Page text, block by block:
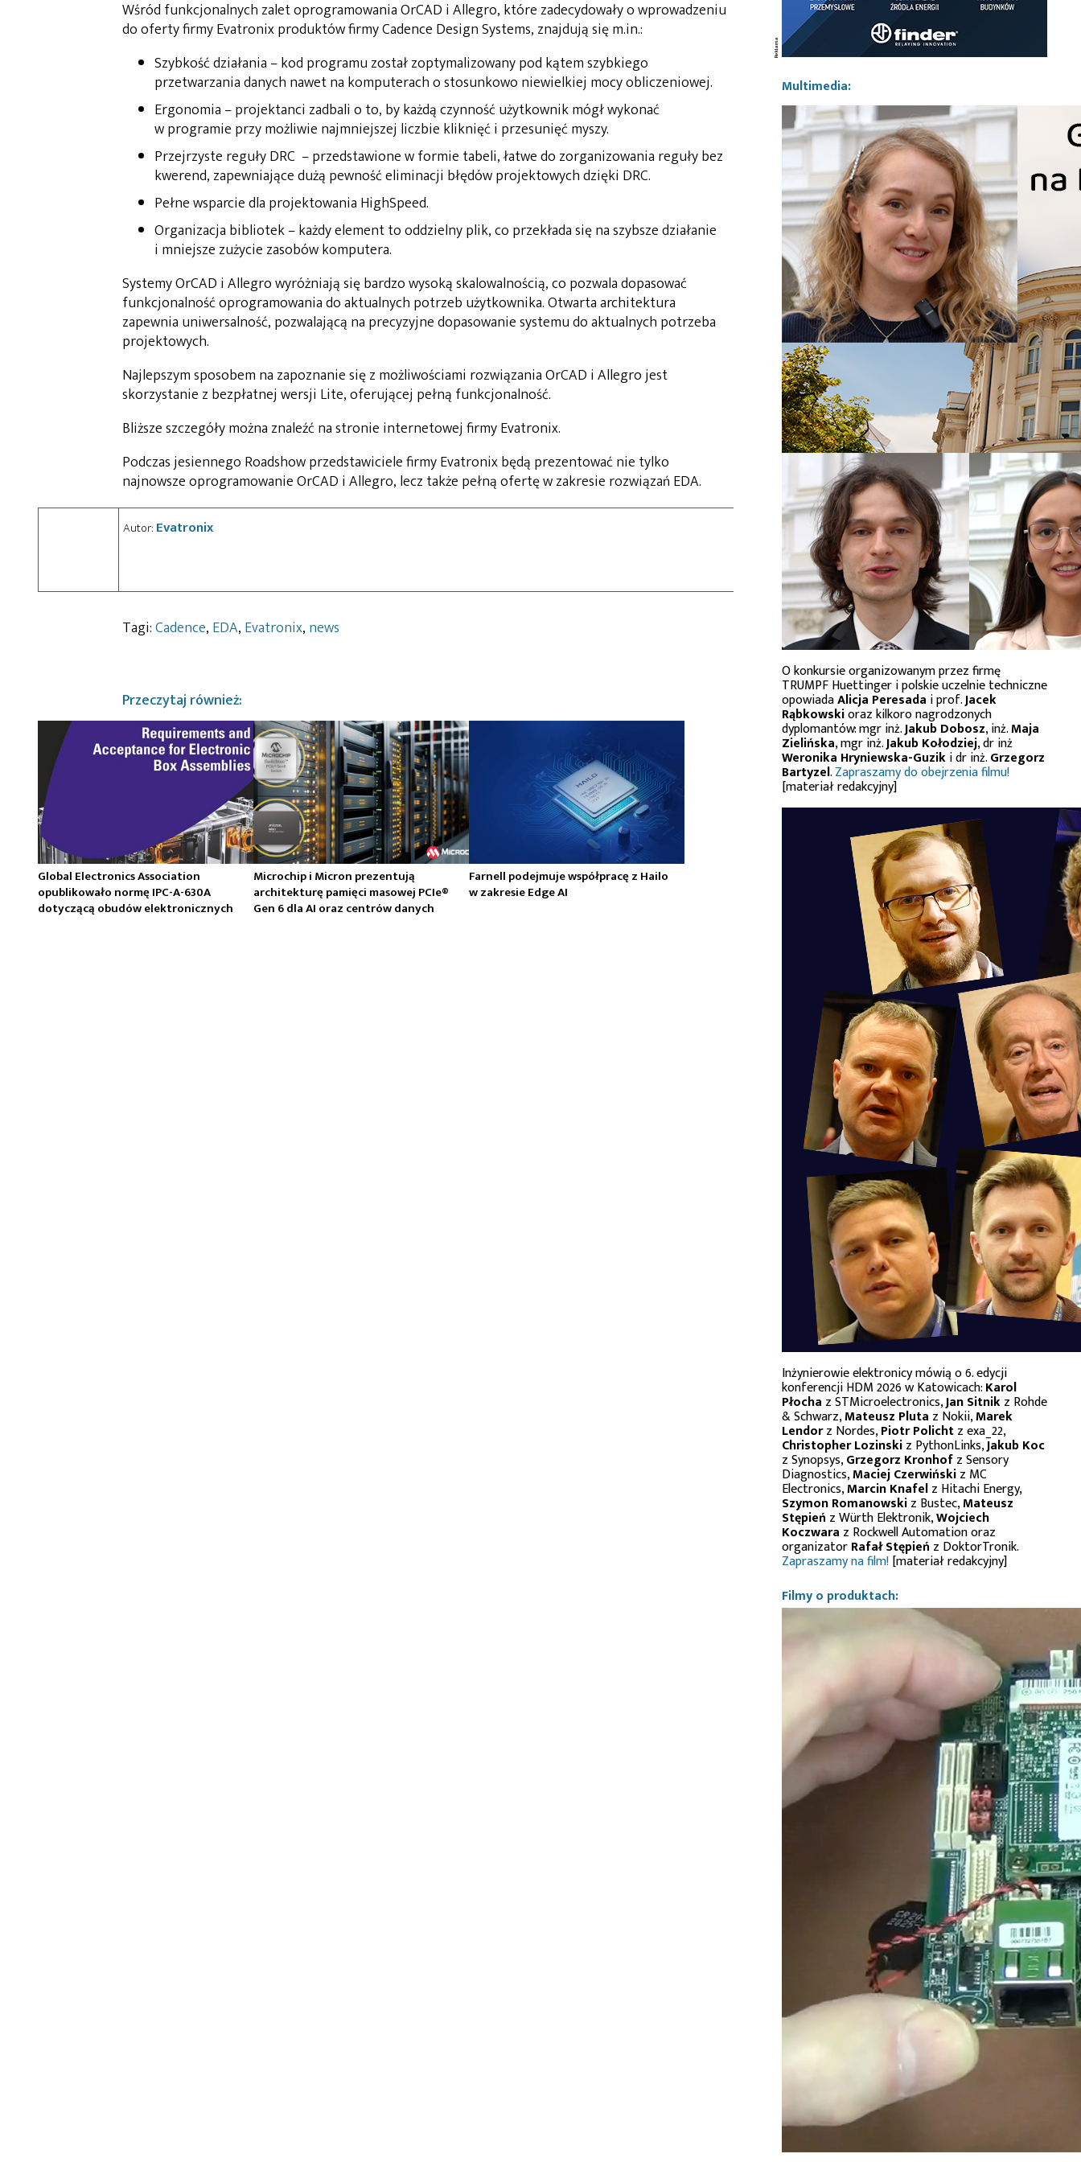
Wśród funkcjonalnych zalet oprogramowania OrCAD i Allegro, które zadecydowały o wprowadzeniu
do oferty firmy Evatronix produktów firmy Cadence Design Systems, znajdują się m.in.:
Szybkość działania – kod programu został zoptymalizowany pod kątem szybkiego
przetwarzania danych nawet na komputerach o stosunkowo niewielkiej mocy obliczeniowej.
Ergonomia – projektanci zadbali o to, by każdą czynność użytkownik mógł wykonać
w programie przy możliwie najmniejszej liczbie kliknięć i przesunięć myszy.
Przejrzyste reguły DRC – przedstawione w formie tabeli, łatwe do zorganizowania reguły bez
kwerend, zapewniające dużą pewność eliminacji błędów projektowych dzięki DRC.
Pełne wsparcie dla projektowania HighSpeed.
Organizacja bibliotek – każdy element to oddzielny plik, co przekłada się na szybsze działanie
i mniejsze zużycie zasobów komputera.
Systemy OrCAD i Allegro wyróżniają się bardzo wysoką skalowalnością, co pozwala dopasować
funkcjonalność oprogramowania do aktualnych potrzeb użytkownika. Otwarta architektura
zapewnia uniwersalność, pozwalającą na precyzyjne dopasowanie systemu do aktualnych potrzeba
projektowych.
Najlepszym sposobem na zapoznanie się z możliwościami rozwiązania OrCAD i Allegro jest
skorzystanie z bezpłatnej wersji Lite, oferującej pełną funkcjonalność.
Bliższe szczegóły można znaleźć na stronie internetowej firmy Evatronix.
Podczas jesiennego Roadshow przedstawiciele firmy Evatronix będą prezentować nie tylko
najnowsze oprogramowanie OrCAD i Allegro, lecz także pełną ofertę w zakresie rozwiązań EDA.
Autor: Evatronix
Tagi:Cadence, EDA, Evatronix, news
Przeczytaj również:
Global Electronics Association
opublikowało normę IPC-A-630A
dotyczącą obudów elektronicznych
Microchip i Micron prezentują
architekturę pamięci masowej PCIe®
Gen 6 dla AI oraz centrów danych
Farnell podejmuje współpracę z Hailo
w zakresie Edge AI
Multimedia:
O konkursie organizowanym przez firmę
TRUMPF Huettinger i polskie uczelnie techniczne
opowiadaAlicja Peresada i prof.Jacek
Rąbkowskioraz kilkoro nagrodzonych
dyplomantów: mgr inż.Jakub Dobosz, inż.Maja
Zielińska, mgr inż.Jakub Kołodziej, dr inż
Weronika Hryniewska-Guziki dr inż.Grzegorz
Bartyzel.Zapraszamy do obejrzenia filmu!
[materiał redakcyjny]
Inżynierowie elektronicy mówią o 6. edycji
konferencji HDM 2026 w Katowicach:Karol
Płocha z STMicroelectronics,Jan Sitnikz Rohde
& Schwarz,Mateusz Pluta z Nokii,Marek
Lendorz Nordes,Piotr Polichtz exa_22,
Christopher Lozinskiz PythonLinks,Jakub Koc
z Synopsys,Grzegorz Kronhofz Sensory
Diagnostics,Maciej Czerwińskiz MC
Electronics,Marcin Knafelz Hitachi Energy,
Szymon Romanowskiz Bustec,Mateusz
Stępień z Würth Elektronik,Wojciech
Koczwara z Rockwell Automation oraz
organizatorRafał Stępień z DoktorTronik.
Zapraszamy na film![materiał redakcyjny]
Filmy o produktach: